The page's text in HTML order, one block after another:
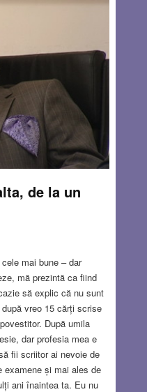
și aburite de socată.
pe drumul înapoi
doar 35 pe autostradă.
copilăriei mele, dar e
din gusturile de
21 COMMENTS
de la un
mai bune – dar
mă prezintă ca fiind
să explic că nu sunt
vreo 15 cărți scrise
După umila
dar profesia mea e
fii scriitor ai nevoie de
examene și mai ales de
ani înaintea ta. Eu nu